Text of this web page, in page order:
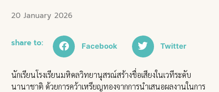
20 January 2026
share to: Facebook Twitter
นักเรียนโรงเรียนมหิดลวิทยานุสรณ์สร้างชื่อเสียงในเวทีระดับ
นานาชาติ ด้วยการคว้าเหรียญทองจากการนำเสนอผลงานในการ